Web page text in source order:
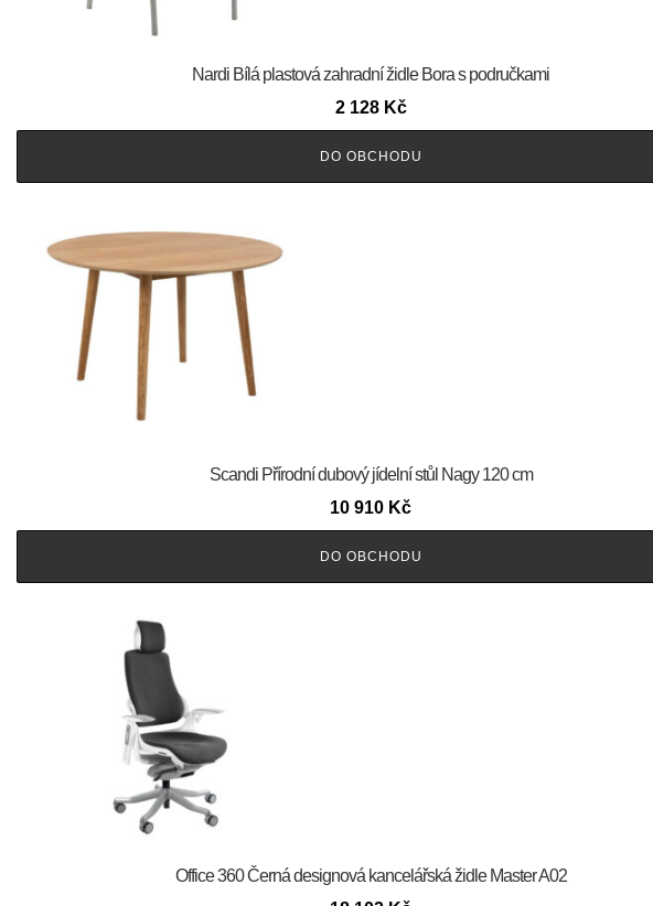
Nardi Bílá plastová zahradní židle Bora s područkami
2 128 Kč
DO OBCHODU
Scandi Přírodní dubový jídelní stůl Nagy 120 cm
10 910 Kč
DO OBCHODU
Office 360 Černá designová kancelářská židle Master A02